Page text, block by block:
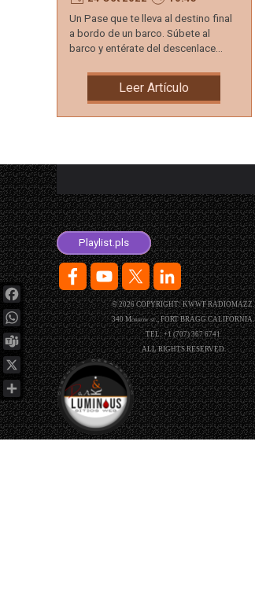
Un Pase que te lleva al destino final
a bordo de un barco. Súbete al
barco y entérate del descenlace...
Leer Artículo
Playlist.aimppl4
Playlist.m3u
Playlist.m3u8
Playlist.pls
Facebook
WhatsApp
Teams
X
Compartir
© 2026 COPYRIGHT: KWWF RADIOMAZZ.
340 Morrow st., FORT BRAGG CALIFORNIA.
TEL: +1 (707) 367 6741
ALL RIGHTS RESERVED.